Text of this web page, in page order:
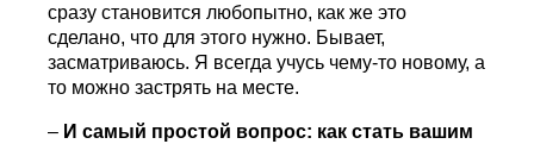
сразу становится любопытно, как же это
сделано, что для этого нужно. Бывает,
засматриваюсь. Я всегда учусь чему-то новому, а
то можно застрять на месте.
– И самый простой вопрос: как стать вашим